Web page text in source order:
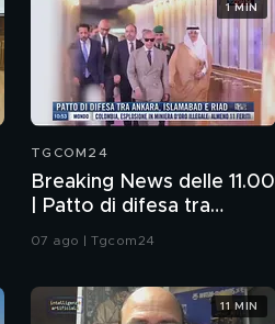
TGCOM24
Breaking News delle 11.00
| Patto di difesa tra
Ankara, Islamabad e Riad
07 ago | Tgcom24
1 MIN
11 MIN